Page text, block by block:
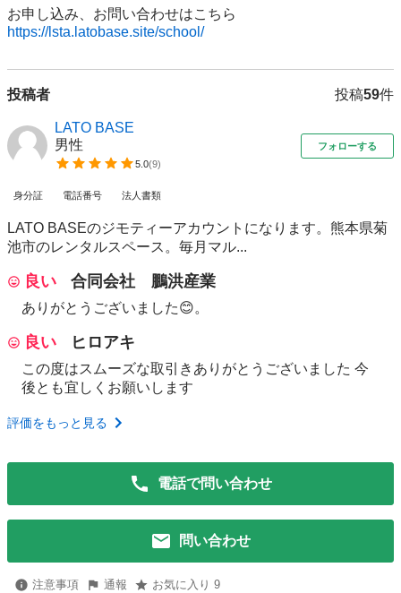
https://lsta.latobase.site/school/
投稿者 投稿59件
LATO BASE
男性
5.0(9)
フォローする
身分証 電話番号 法人書類
LATO BASEのジモティーアカウントになります。熊本県菊
池市のレンタルスペース。毎月マル...
良い 合同会社 鵬洪産業
ありがとうございました😊。
良い ヒロアキ
この度はスムーズな取引きありがとうございました 今
後とも宜しくお願いします
評価をもっと見る
電話で問い合わせ
問い合わせ
注意事項 通報 お気に入り 9